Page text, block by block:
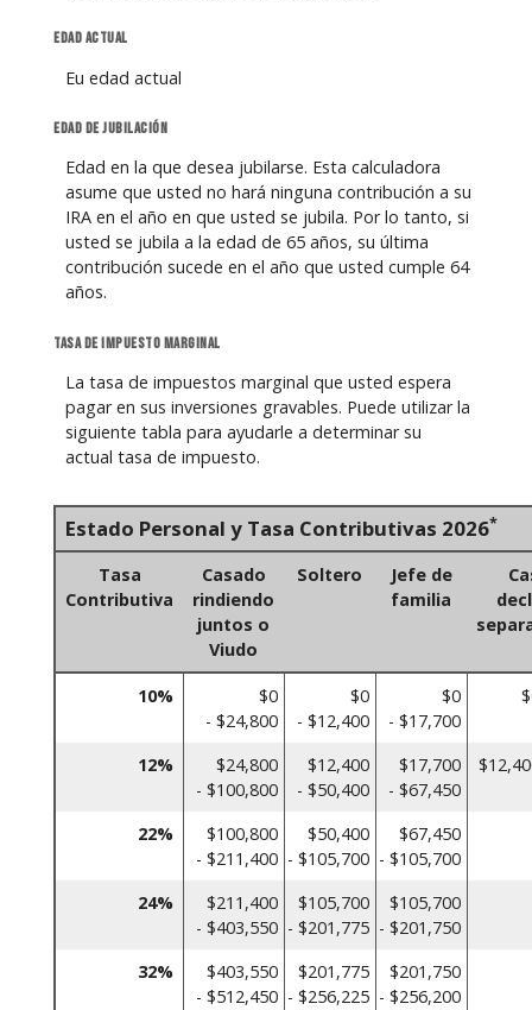
Edad actual
Eu edad actual
Edad de jubilación
Edad en la que desea jubilarse. Esta calculadora
asume que usted no hará ninguna contribución a su
IRA en el año en que usted se jubila. Por lo tanto, si
usted se jubila a la edad de 65 años, su última
contribución sucede en el año que usted cumple 64
años.
Tasa de impuesto marginal
La tasa de impuestos marginal que usted espera
pagar en sus inversiones gravables. Puede utilizar la
siguiente tabla para ayudarle a determinar su
actual tasa de impuesto.
Estado Personal y Tasa Contributivas 2026*
Tasa
Contributiva
Casado
rindiendo
juntos o
Viudo
Soltero
Jefe de
familia
10%
$0
- $24,800
$0
- $12,400
$0
- $17,700
12%
$24,800
- $100,800
$12,400
- $50,400
$17,700
- $67,450
22%
$100,800
- $211,400
$50,400
- $105,700
$67,450
- $105,700
24%
$211,400
- $403,550
$105,700
- $201,775
$105,700
- $201,750
32%
$403,550
- $512,450
$201,775
- $256,225
$201,750
- $256,200